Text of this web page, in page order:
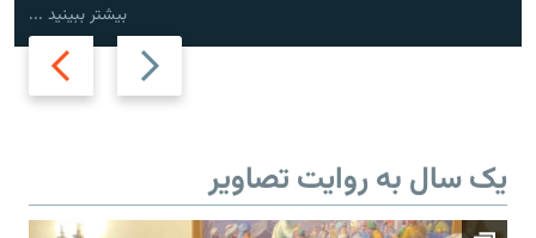
Previous
slide
Next
slide
بیشتر ببینید ...
یک سال به روایت تصاویر